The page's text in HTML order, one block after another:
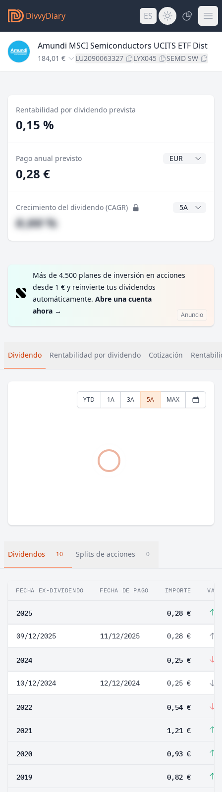
DivvyDiary ES
Amundi MSCI Semiconductors UCITS ETF Dist
184,01 € LU2090063327 LYX045 SEMD SW
Rentabilidad por dividendo prevista
0,15 %
Pago anual previsto Divisa del
0,28 €
Crecimiento del dividendo (CAGR) Años CAGR
#,## %
Más de 4.500 planes de inversión en acciones
desde 1 € y reinvierte tus dividendos
automáticamente. Abre una cuenta
ahora → Anuncio
Dividendo Rentabilidad por dividendo Cotización
YTD 1A 3A 5A MAX
Dividendos 10 Splits de acciones 0
FECHA EX-DIVIDENDO FECHA DE PAGO IMPORTE
2025 0,28 €
09/12/2025 11/12/2025 0,28 €
2024 0,25 €
10/12/2024 12/12/2024 0,25 €
2022 0,54 €
2021 1,21 €
2020 0,93 €
2019 0,82 €